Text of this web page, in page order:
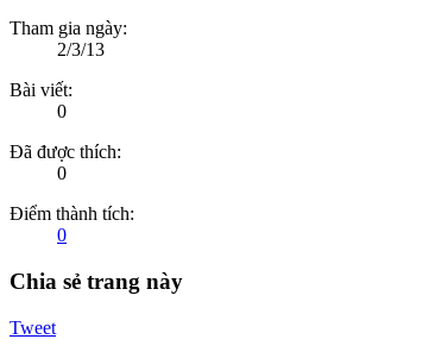
Tham gia ngày:
2/3/13
Bài viết:
0
Đã được thích:
0
Điểm thành tích:
0
Chia sẻ trang này
Tweet